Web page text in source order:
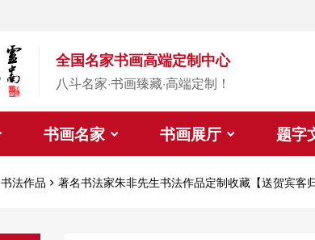
全国名家书画高端定制中心
八斗名家·书画臻藏·高端定制！
书画名家 书画展厅 题字
书法作品 著名书法家朱非先生书法作品定制收藏【送贺宾客